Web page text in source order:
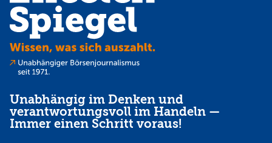
Unabhängig im Denken und
verantwortungsvoll im Handeln —
Immer einen Schritt voraus!